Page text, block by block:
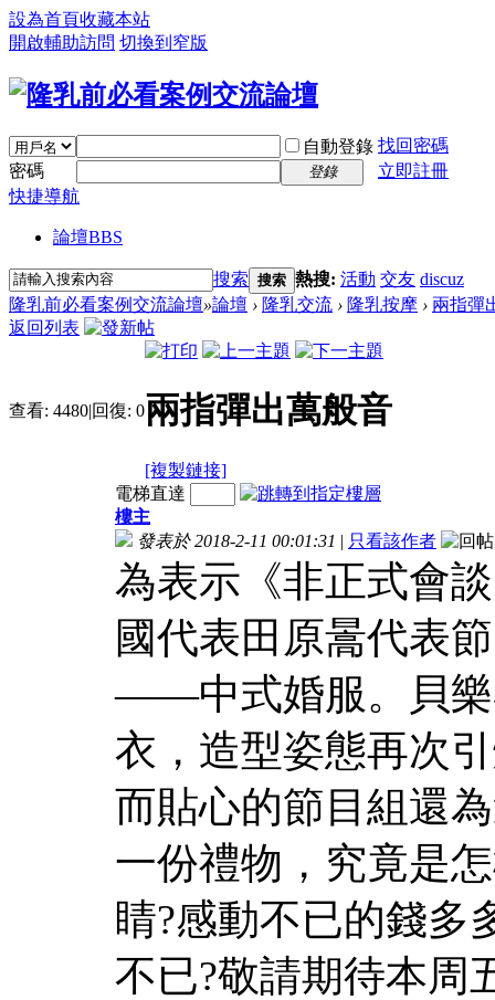
設為首頁收藏本站
開啟輔助訪問 切換到窄版
自動登錄 找回密碼
密碼
登錄
立即註冊
快捷導航
論壇BBS
搜索 搜索 熱搜: 活動 交友 discuz
隆乳前必看案例交流論壇»論壇 › 隆乳交流 › 隆乳按摩 › 兩指彈
返回列表
查看: 4480|回復: 0兩指彈出萬般音
[複製鏈接]
電梯直達
樓主
發表於 2018-2-11 00:01:31 | 只看該作者
為表示《非正式會
國代表田原暠代表
——中式婚服。貝樂
衣，造型姿態再次
而貼心的節目組還
一份禮物，究竟是
睛?感動不已的錢多
不已?敬請期待本周